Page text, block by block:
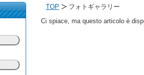
TOP
フォトギャラリー
Ci spiace, ma questo articolo è